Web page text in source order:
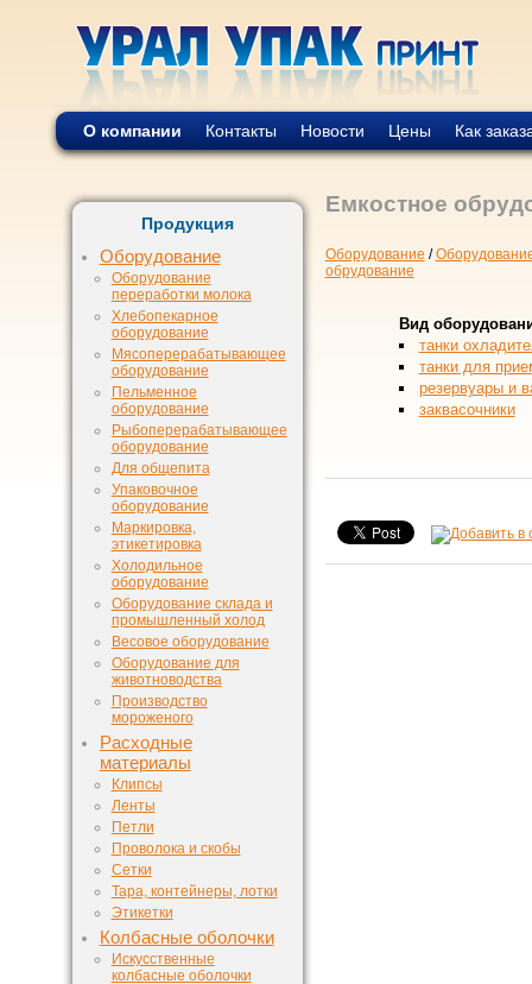
О компании Контакты Новости Цены Как
Продукция
Оборудование
Оборудование
переработки молока
Хлебопекарное
оборудование
Мясоперерабатывающее
оборудование
Пельменное
оборудование
Рыбоперерабатывающее
оборудование
Для общепита
Упаковочное
оборудование
Маркировка,
этикетировка
Холодильное
оборудование
Оборудование склада и
промышленный холод
Весовое оборудование
Оборудование для
животноводства
Производство
мороженого
Расходные
материалы
Клипсы
Ленты
Петли
Проволока и скобы
Сетки
Тара, контейнеры, лотки
Этикетки
Колбасные оболочки
Искусственные
колбасные оболочки
Емкостное
Оборудование /
обрудование
Вид
танки
танки для
резервуары и
заквасочники